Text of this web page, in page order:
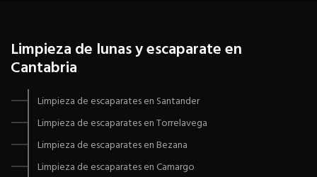
Limpieza de lunas y escaparate en
Cantabria
Limpieza de escaparates en Santander
Limpieza de escaparates en Torrelavega
Limpieza de escaparates en Bezana
Limpieza de escaparates en Camargo